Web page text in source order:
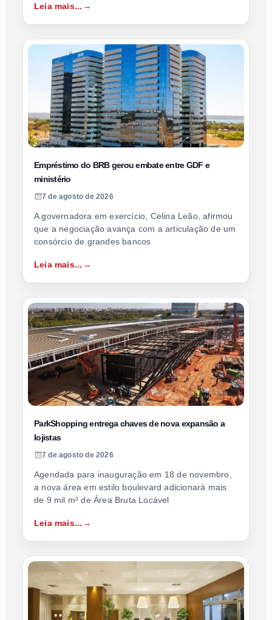
Leia mais...
Empréstimo do BRB gerou embate entre GDF e
ministério
7 de agosto de 2026
A governadora em exercício, Celina Leão, afirmou
que a negociação avança com a articulação de um
consórcio de grandes bancos
Leia mais...
ParkShopping entrega chaves de nova expansão a
lojistas
7 de agosto de 2026
Agendada para inauguração em 18 de novembro,
a nova área em estilo boulevard adicionará mais
de 9 mil m² de Área Bruta Locável
Leia mais...